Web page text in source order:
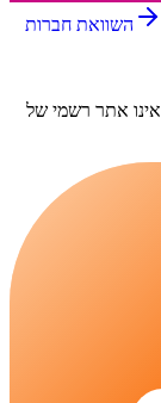
השוואת חברות
אינו אתר רשמי של